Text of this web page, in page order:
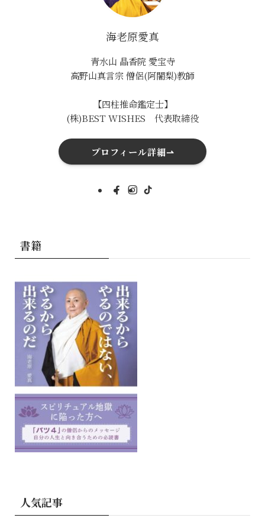
海老原愛真
青水山 晶香院 愛宝寺
高野山真言宗 僧侶(阿闍梨)教師
【四柱推命鑑定士】
(株)BEST WISHES 代表取締役
プロフィール詳細⇀
書籍
人気記事